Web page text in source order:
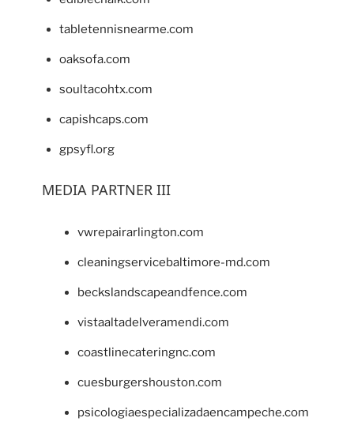
tabletennisnearme.com
oaksofa.com
soultacohtx.com
capishcaps.com
gpsyfl.org
MEDIA PARTNER III
vwrepairarlington.com
cleaningservicebaltimore-md.com
beckslandscapeandfence.com
vistaaltadelveramendi.com
coastlinecateringnc.com
cuesburgershouston.com
psicologiaespecializadaencampeche.com